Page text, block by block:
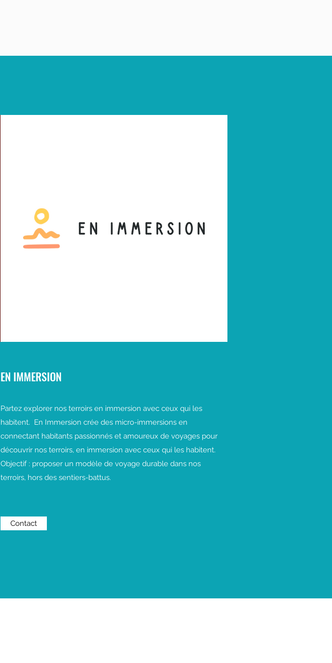
EN IMMERSION
Partez explorer nos terroirs en immersion avec ceux qui les
habitent. En Immersion crée des micro-immersions en
connectant habitants passionnés et amoureux de voyages pour
découvrir nos terroirs, en immersion avec ceux qui les habitent.
Objectif : proposer un modèle de voyage durable dans nos
terroirs, hors des sentiers-battus.
Contact